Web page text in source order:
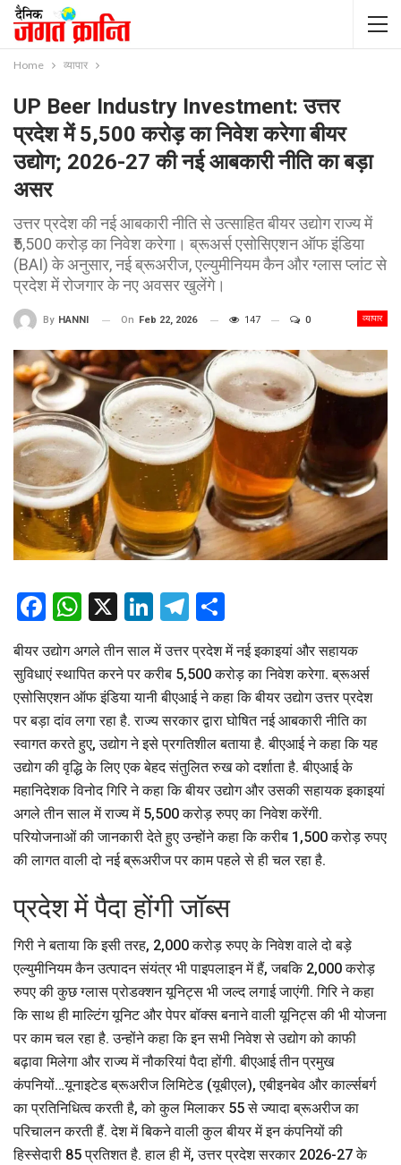
Home व्यापार
UP Beer Industry Investment: उत्तर
प्रदेश में 5,500 करोड़ का निवेश करेगा बीयर
उद्योग; 2026-27 की नई आबकारी नीति का बड़ा
असर
उत्तर प्रदेश की नई आबकारी नीति से उत्साहित बीयर उद्योग राज्य में
₹5,500 करोड़ का निवेश करेगा। ब्रूअर्स एसोसिएशन ऑफ इंडिया
(BAI) के अनुसार, नई ब्रूअरीज, एल्युमीनियम कैन और ग्लास प्लांट से
प्रदेश में रोजगार के नए अवसर खुलेंगे।
व्यापार
By HANNI On Feb 22, 2026 147 0
Facebook
WhatsApp
X LinkedIn
Telegram
बीयर उद्योग अगले तीन साल में उत्तर प्रदेश में नई इकाइयां और सहायक
सुविधाएं स्थापित करने पर करीब 5,500 करोड़ का निवेश करेगा. ब्रूअर्स
एसोसिएशन ऑफ इंडिया यानी बीएआई ने कहा कि बीयर उद्योग उत्तर प्रदेश
पर बड़ा दांव लगा रहा है. राज्य सरकार द्वारा घोषित नई आबकारी नीति का
स्वागत करते हुए, उद्योग ने इसे प्रगतिशील बताया है. बीएआई ने कहा कि यह
उद्योग की वृद्धि के लिए एक बेहद संतुलित रुख को दर्शाता है. बीएआई के
महानिदेशक विनोद गिरि ने कहा कि बीयर उद्योग और उसकी सहायक इकाइयां
अगले तीन साल में राज्य में 5,500 करोड़ रुपए का निवेश करेंगी.
परियोजनाओं की जानकारी देते हुए उन्होंने कहा कि करीब 1,500 करोड़ रुपए
की लागत वाली दो नई ब्रूअरीज पर काम पहले से ही चल रहा है.
प्रदेश में पैदा होंगी जॉब्स
गिरी ने बताया कि इसी तरह, 2,000 करोड़ रुपए के निवेश वाले दो बड़े
एल्युमीनियम कैन उत्पादन संयंत्र भी पाइपलाइन में हैं, जबकि 2,000 करोड़
रुपए की कुछ ग्लास प्रोडक्शन यूनिट्स भी जल्द लगाई जाएंगी. गिरि ने कहा
कि साथ ही माल्टिंग यूनिट और पेपर बॉक्स बनाने वाली यूनिट्स की भी योजना
पर काम चल रहा है. उन्होंने कहा कि इन सभी निवेश से उद्योग को काफी
बढ़ावा मिलेगा और राज्य में नौकरियां पैदा होंगी. बीएआई तीन प्रमुख
कंपनियों…यूनाइटेड ब्रूअरीज लिमिटेड (यूबीएल), एबीइनबेव और कार्ल्सबर्ग
का प्रतिनिधित्व करती है, को कुल मिलाकर 55 से ज्यादा ब्रूअरीज का
परिचालन करती हैं. देश में बिकने वाली कुल बीयर में इन कंपनियों की
हिस्सेदारी 85 प्रतिशत है. हाल ही में, उत्तर प्रदेश सरकार 2026-27 के